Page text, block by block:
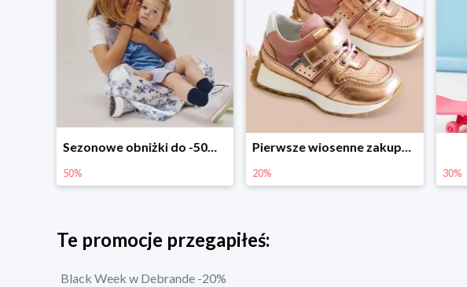
20%
-30% na wszystko!!
30% 40%
Te promocje przegapiłeś:
Black Week w Debrande -20%